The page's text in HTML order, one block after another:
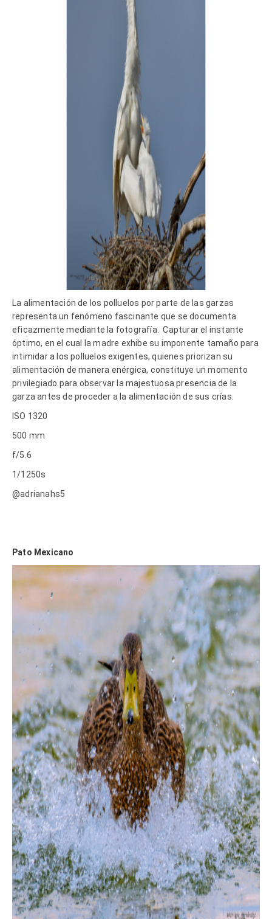
La alimentación de los polluelos por parte de las garzas
representa un fenómeno fascinante que se documenta
eficazmente mediante la fotografía.
Capturar el instante
óptimo, en el cual la madre exhibe su imponente tamaño para
intimidar a los polluelos exigentes, quienes priorizan su
alimentación de manera enérgica, constituye un momento
privilegiado para observar la majestuosa presencia de la
garza antes de proceder a la alimentación de sus crías.
ISO 1320
500 mm
f/5.6
1/1250s
@adrianahs5
Pato Mexicano